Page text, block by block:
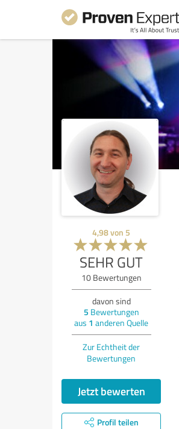
4,98von 5
SEHR GUT
10Bewertungen
davon sind
5 Bewertungen
aus 1 anderen Quelle
Zur Echtheit der
Bewertungen
Jetzt bewerten
Profil teilen